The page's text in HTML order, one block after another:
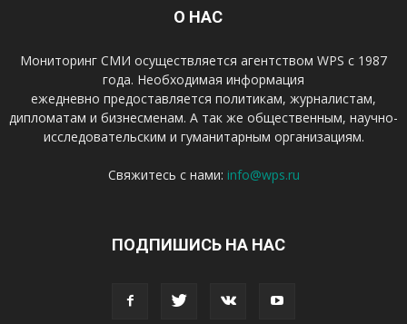
О НАС
Мониторинг СМИ осуществляется агентством WPS с 1987
года. Необходимая информация
ежедневно предоставляется политикам, журналистам,
дипломатам и бизнесменам. А так же общественным, научно-
исследовательским и гуманитарным организациям.
Свяжитесь с нами: info@wps.ru
ПОДПИШИСЬ НА НАС